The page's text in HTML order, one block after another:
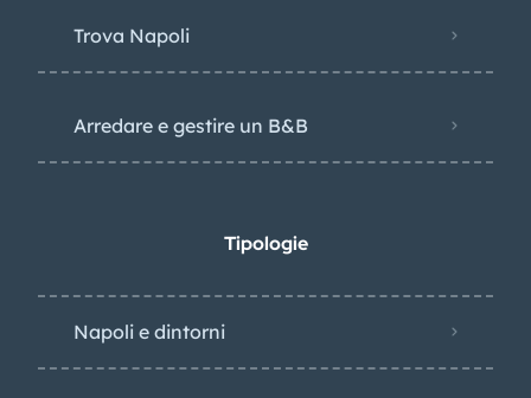
Trova Napoli
Arredare e gestire un B&B
Tipologie
Napoli e dintorni